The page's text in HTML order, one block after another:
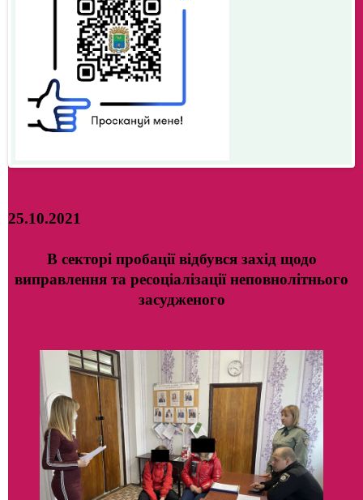
25.10.2021
В секторі пробації відбувся захід щодо
виправлення та ресоціалізації неповнолітнього
засудженого